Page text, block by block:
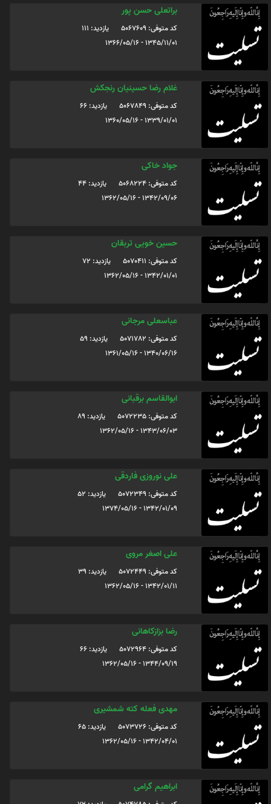
براتعلی حسن پور
کد متوفی: 5067609
یازدید: 111
1345/11/01 - 1366/05/16
غلام رضا حسینیان رنجکش
کد متوفی: 5067849
یازدید: 66
1339/01/01 - 1360/05/16
جواد خاکی
کد متوفی: 5068224
یازدید: 44
1342/09/06 - 1362/05/16
حسین خویی تربقان
کد متوفی: 5070411
یازدید: 72
1342/01/01 - 1362/05/16
عباسعلی مرجانی
کد متوفی: 5071782
یازدید: 59
1340/06/16 - 1361/05/16
ابوالقاسم برقبانی
کد متوفی: 5072235
یازدید: 89
1343/06/03 - 1362/05/16
علی نوروزی فاردقی
کد متوفی: 5072349
یازدید: 52
1342/01/09 - 1374/05/16
علی اصغر مروی
کد متوفی: 5072449
یازدید: 39
1342/01/11 - 1362/05/16
رضا بزازکاهانی
کد متوفی: 5072964
یازدید: 66
1344/09/19 - 1362/05/16
مهدی فعله کته شمشیری
کد متوفی: 5073726
یازدید: 65
1342/04/01 - 1362/05/16
ابراهیم گرامی